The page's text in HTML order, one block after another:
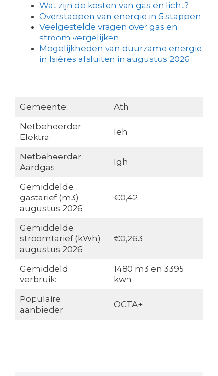
Wat zijn de kosten van gas en licht?
Overstappen van energie in 5 stappen
Veelgestelde vragen over gas en
stroom vergelijken
Mogelijkheden van duurzame energie
in Isières afsluiten in augustus 2026
Gemeente:
Ath
Netbeheerder
Elektra:
Ieh
Netbeheerder
Aardgas
Igh
Gemiddelde
gastarief (m3)
augustus 2026
€0,42
Gemiddelde
stroomtarief (kWh)
augustus 2026
€0,263
Gemiddeld
verbruik:
1480 m3 en 3395
kwh
Populaire
aanbieder
OCTA+